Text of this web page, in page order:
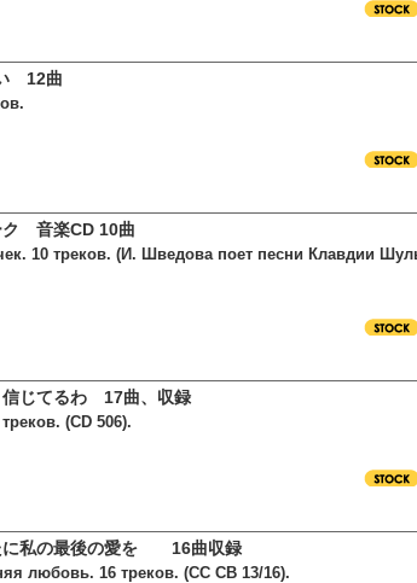
12曲
ク 音楽CD 10曲
10 треков. (И. Шведова поет песни Клавдии
じてるわ 17曲、収録
(CD 506).
私の最後の愛を 16曲収録
любовь. 16 треков. (СС СВ 13/16).